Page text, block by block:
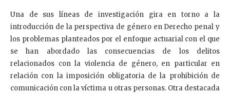
Una de sus líneas de investigación gira en torno a la
introducción de la perspectiva de género en Derecho penal y
los problemas planteados por el enfoque actuarial con el que
se han abordado las consecuencias de los delitos
relacionados con la violencia de género, en particular en
relación con la imposición obligatoria de la prohibición de
comunicación con la víctima u otras personas. Otra destacada